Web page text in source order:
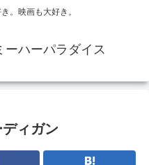
。映画も大好き。
ハーパラダイス
ディガン